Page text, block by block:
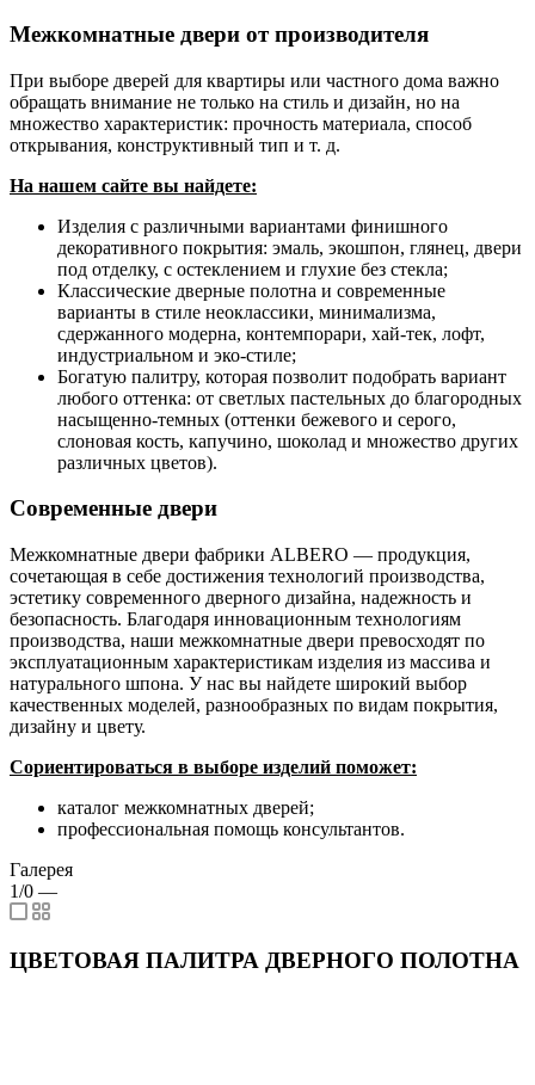
Межкомнатные двери от производителя
При выборе дверей для квартиры или частного дома важно
обращать внимание не только на стиль и дизайн, но на
множество характеристик: прочность материала, способ
открывания, конструктивный тип и т. д.
На нашем сайте вы найдете:
Изделия с различными вариантами финишного
декоративного покрытия: эмаль, экошпон, глянец, двери
под отделку, с остеклением и глухие без стекла;
Классические дверные полотна и современные
варианты в стиле неоклассики, минимализма,
сдержанного модерна, контемпорари, хай-тек, лофт,
индустриальном и эко-стиле;
Богатую палитру, которая позволит подобрать вариант
любого оттенка: от светлых пастельных до благородных
насыщенно-темных (оттенки бежевого и серого,
слоновая кость, капучино, шоколад и множество других
различных цветов).
Современные двери
Межкомнатные двери фабрики ALBERO — продукция,
сочетающая в себе достижения технологий производства,
эстетику современного дверного дизайна, надежность и
безопасность. Благодаря инновационным технологиям
производства, наши межкомнатные двери превосходят по
эксплуатационным характеристикам изделия из массива и
натурального шпона. У нас вы найдете широкий выбор
качественных моделей, разнообразных по видам покрытия,
дизайну и цвету.
Сориентироваться в выборе изделий поможет:
каталог межкомнатных дверей;
профессиональная помощь консультантов.
Галерея
1/0 —
ЦВЕТОВАЯ ПАЛИТРА ДВЕРНОГО ПОЛОТНА